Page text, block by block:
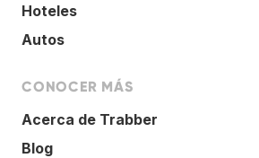
Hoteles
Autos
CONOCER MÁS
Acerca de Trabber
Blog